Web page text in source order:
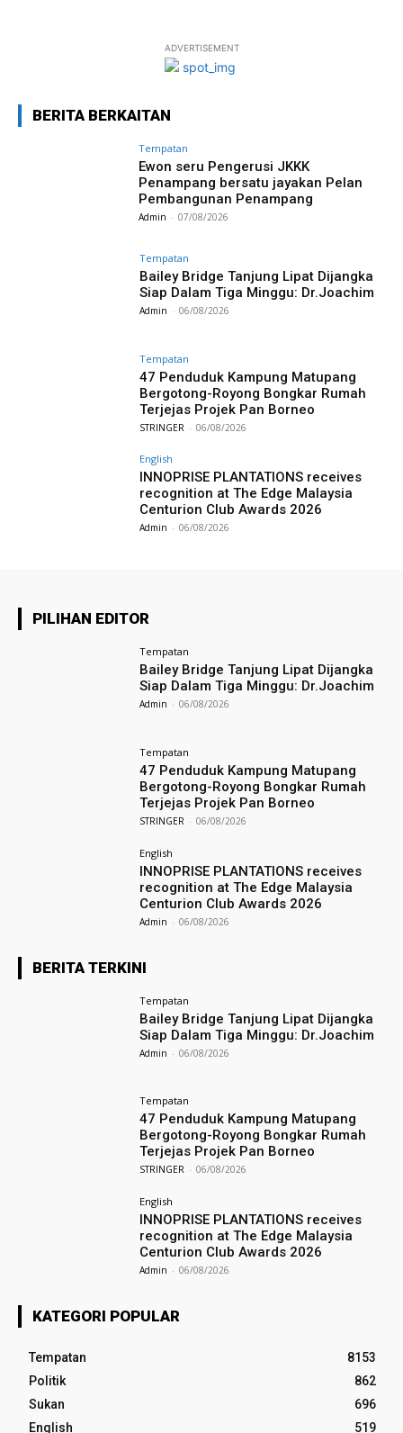
ADVERTISEMENT
BERITA BERKAITAN
Tempatan
Ewon seru Pengerusi JKKK
Penampang bersatu jayakan Pelan
Pembangunan Penampang
Admin - 07/08/2026
Tempatan
Bailey Bridge Tanjung Lipat Dijangka
Siap Dalam Tiga Minggu: Dr.Joachim
Admin - 06/08/2026
Tempatan
47 Penduduk Kampung Matupang
Bergotong-Royong Bongkar Rumah
Terjejas Projek Pan Borneo
STRINGER - 06/08/2026
English
INNOPRISE PLANTATIONS receives
recognition at The Edge Malaysia
Centurion Club Awards 2026
Admin - 06/08/2026
PILIHAN EDITOR
Tempatan
Bailey Bridge Tanjung Lipat Dijangka
Siap Dalam Tiga Minggu: Dr.Joachim
Admin - 06/08/2026
Tempatan
47 Penduduk Kampung Matupang
Bergotong-Royong Bongkar Rumah
Terjejas Projek Pan Borneo
STRINGER - 06/08/2026
English
INNOPRISE PLANTATIONS receives
recognition at The Edge Malaysia
Centurion Club Awards 2026
Admin - 06/08/2026
BERITA TERKINI
Tempatan
Bailey Bridge Tanjung Lipat Dijangka
Siap Dalam Tiga Minggu: Dr.Joachim
Admin - 06/08/2026
Tempatan
47 Penduduk Kampung Matupang
Bergotong-Royong Bongkar Rumah
Terjejas Projek Pan Borneo
STRINGER - 06/08/2026
English
INNOPRISE PLANTATIONS receives
recognition at The Edge Malaysia
Centurion Club Awards 2026
Admin - 06/08/2026
KATEGORI POPULAR
Tempatan
8153
Politik
862
Sukan
696
English
519